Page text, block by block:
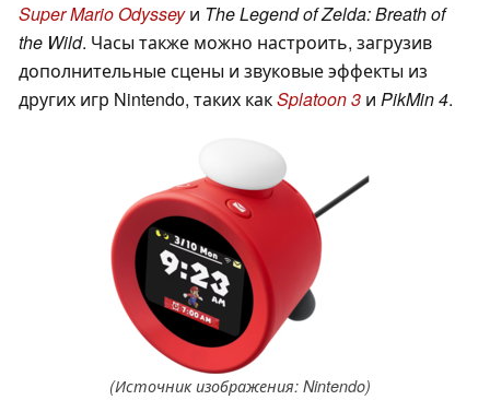
Super Mario Odysseyи The Legend of Zelda: Breath of
the Wild. Часы также можно настроить, загрузив
дополнительные сцены и звуковые эффекты из
других игр Nintendo, таких какSplatoon 3 и PikMin 4.
(Источник изображения: Nintendo)